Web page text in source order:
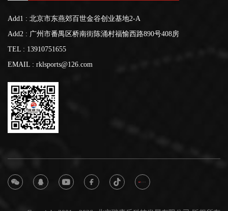
Add1 : 北京市东燕郊百世金谷创业基地2-A
Add2 : 广州市番禺区桥南街陈涌村福愉西路890号408房
TEL : 13910751655
EMAIL : rklsports@126.com